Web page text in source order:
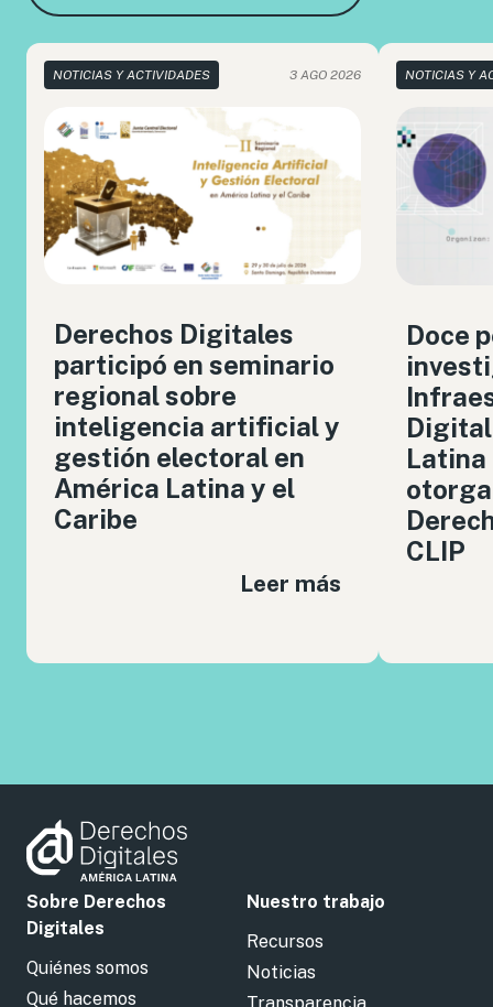
NOTICIAS Y ACTIVIDADES 3 AGO 2026
Derechos Digitales
participó en seminario
regional sobre
inteligencia artificial y
gestión electoral en
América Latina y el
Caribe
Leer más
NOTICIAS Y
Doce
Latina
CLIP
Sobre Derechos
Digitales
Quiénes somos
Qué hacemos
Nuestro trabajo
Recursos
Noticias